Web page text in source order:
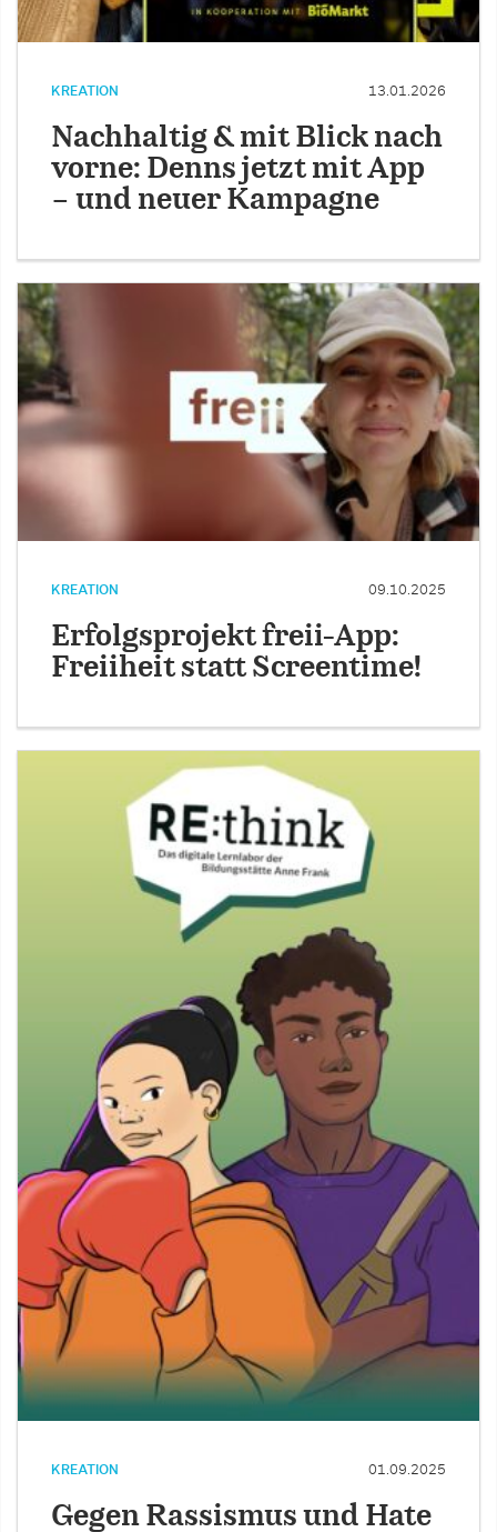
KREATION 13.01.2026
Nachhaltig & mit Blick nach
vorne: Denns jetzt mit App
– und neuer Kampagne
KREATION 09.10.2025
Erfolgsprojekt freii-App:
Freiiheit statt Screentime!
KREATION 01.09.2025
Gegen Rassismus und Hate